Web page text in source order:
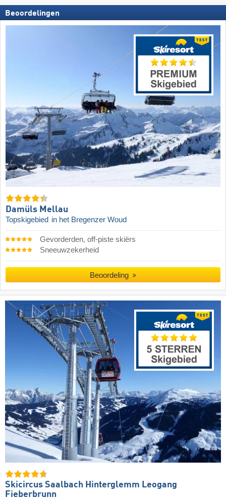
Beoordelingen
Damüls Mellau
Topskigebied in het Bregenzer Woud
Gevorderden, off-piste skiërs
Sneeuwzekerheid
Beoordeling
Skicircus Saalbach Hinterglemm Leogang
Fieberbrunn